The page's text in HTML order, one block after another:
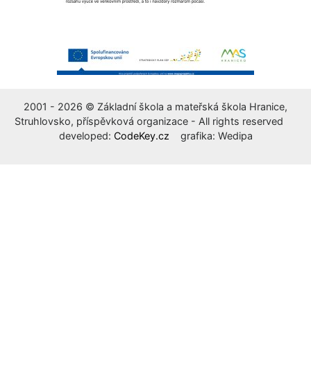
2001 - 2026 © Základní škola a mateřská škola Hranice,
Struhlovsko, příspěvková organizace - All rights reserved
developed: CodeKey.cz grafika: Wedipa